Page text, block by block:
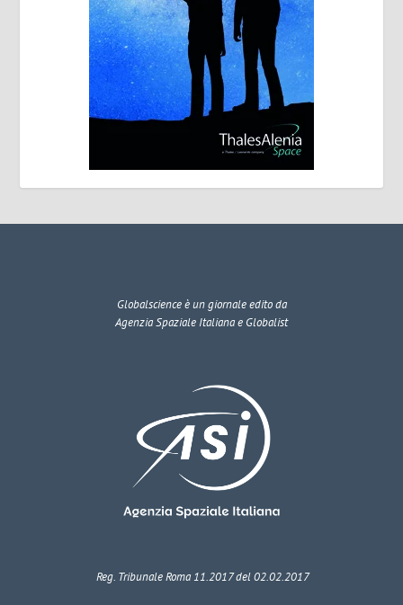
Globalscienceè un giornale edito da
Agenzia Spaziale Italiana e Globalist
Reg. Tribunale Roma 11.2017 del 02.02.2017